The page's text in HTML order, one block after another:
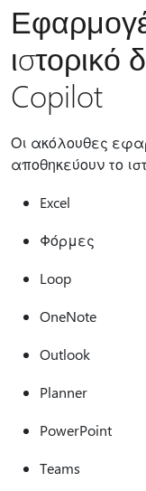
ιστορικό
Copilot
Οι ακόλουθες
αποθηκεύουν το
Excel
Φόρμες
Loop
OneNote
Outlook
Planner
PowerPoint
Teams